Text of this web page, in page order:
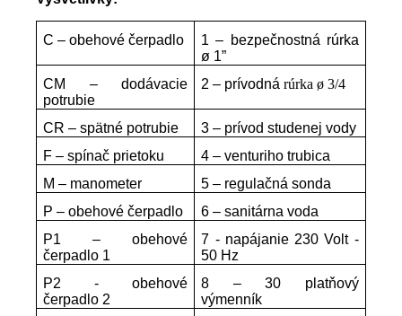
C – obehové čerpadlo
1 – bezpečnostná rúrka
ø 1”
CM – dodávacie
potrubie
2 – prívodnárúrka ø 3/4
CR – spätné potrubie
3 – prívod studenej vody
F – spínač prietoku
4 – venturiho trubica
M – manometer
5 – regulačná sonda
P – obehové čerpadlo
6 – sanitárna voda
P1 – obehové
čerpadlo 1
7 - napájanie 230 Volt -
50 Hz
P2 - obehové
čerpadlo 2
8 – 30 platňový
výmenník